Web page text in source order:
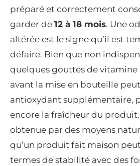
préparé et correctement
garder de 12 à 18 mois. Une
altérée est le signe qu’il est
défaire. Bien que non
quelques gouttes de vitamine
avant la mise en bouteille
antioxydant supplémentaire,
encore la fraîcheur du
obtenue par des moyens
qu’un produit fait maison
termes de stabilité avec des